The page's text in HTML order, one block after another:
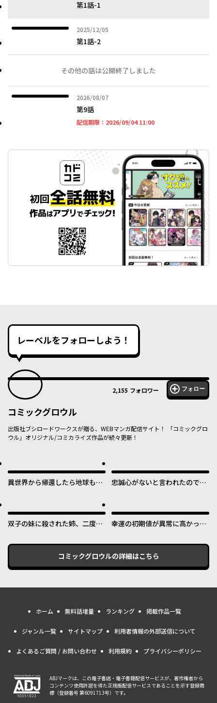
第1話-1
2025/12/05
2025年12月05日
第1話-2
その他の話は公開終了しました
2026/08/07
2026年08月07日
第9話
配信期限： 2026/09/04 11:002026年09月04日 11時
レーベルをフォローしよう！
2,155 フォロワー フォロー
コミックグロウル
出版社ブシロードワークスが贈る、WEBマンガ配信サイト！ 「コミックグロ
ウル」オリジナル/コミカライズ作品が続々更新！
異世界から帰還したら地球もか
んな。
忠誠心がないと言われたので婚
双子の妹に殺された姉、二度目
フルベットします！
幸運の初期値が異常に高かった
れたスキルを使って現代ダンジ
ョンで最強になる物語
コミックグロウルの詳細はこちら
ホーム 無料話増量 ランキング 掲載作品一覧
ジャンル一覧 サイトマップ 利用者情報の外部送信について
よくあるご質問 / お問い合わせ 利用規約 プライバシーポリシー
ABJマークは、この電子書店・電子書籍配信サービスが、著作権者から
コンテンツ使用許諾を得た正規版配信サービスであることを示す登録商
標（登録番号 第6091713号）です。